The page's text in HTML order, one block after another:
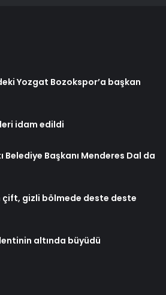
Yozgat Bozokspor’a başkan
idam edildi
Başkanı Menderes Dal da
gizli bölmede deste deste
altında büyüdü